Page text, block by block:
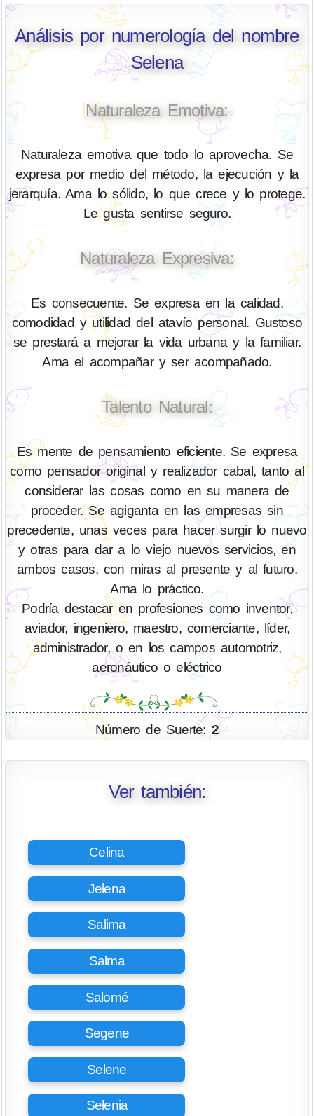
Análisis por numerología del nombre
Selena
Naturaleza Emotiva:
Naturaleza emotiva que todo lo aprovecha. Se
expresa por medio del método, la ejecución y la
jerarquía. Ama lo sólido, lo que crece y lo protege.
Le gusta sentirse seguro.
Naturaleza Expresiva:
Es consecuente. Se expresa en la calidad,
comodidad y utilidad del atavío personal. Gustoso
se prestará a mejorar la vida urbana y la familiar.
Ama el acompañar y ser acompañado.
Talento Natural:
Es mente de pensamiento eficiente. Se expresa
como pensador original y realizador cabal, tanto al
considerar las cosas como en su manera de
proceder. Se agiganta en las empresas sin
precedente, unas veces para hacer surgir lo nuevo
y otras para dar a lo viejo nuevos servicios, en
ambos casos, con miras al presente y al futuro.
Ama lo práctico.
Podría destacar en profesiones como inventor,
aviador, ingeniero, maestro, comerciante, líder,
administrador, o en los campos automotriz,
aeronáutico o eléctrico
Número de Suerte: 2
Ver también:
Celina
Jelena
Salima
Salma
Salomé
Segene
Selene
Selenia